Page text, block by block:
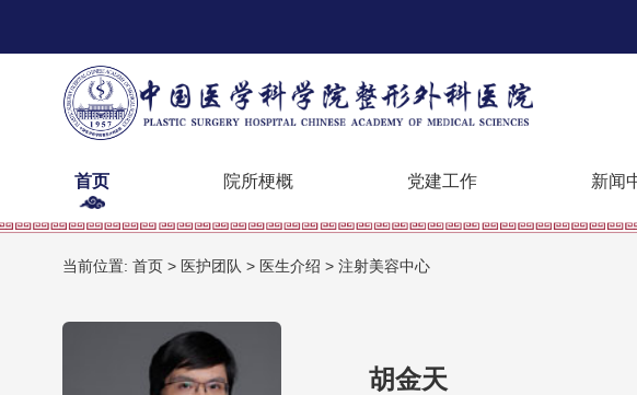
首页 院所梗概 党建工作 新闻
当前位置: 首页 > 医护团队 > 医生介绍 > 注射美容中心
胡金天